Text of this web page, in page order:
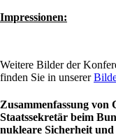
Impressionen:
Weitere Bilder der
finden Sie in unserer
Zusammenfassung
Staatssekretär beim
nukleare Sicherheit